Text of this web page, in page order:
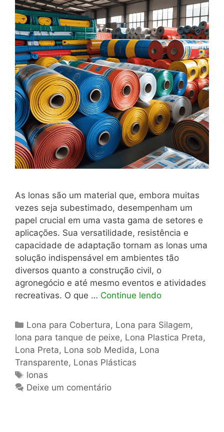
As lonas são um material que, embora muitas
vezes seja subestimado, desempenham um
papel crucial em uma vasta gama de setores e
aplicações. Sua versatilidade, resistência e
capacidade de adaptação tornam as lonas uma
solução indispensável em ambientes tão
diversos quanto a construção civil, o
agronegócio e até mesmo eventos e atividades
recreativas. O que … Continue lendo
Categorias
Lona para Cobertura, Lona para Silagem,
lona para tanque de peixe, Lona Plastica Preta,
Lona Preta, Lona sob Medida, Lona
Transparente, Lonas Plásticas
Tags
lonas
Deixe um comentário